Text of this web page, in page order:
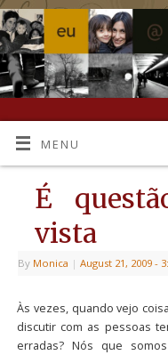
MENU
É
vista
By Monica | August 21, 2009 -
Às vezes, quando vejo
discutir com as pessoas
erradas? Nós que